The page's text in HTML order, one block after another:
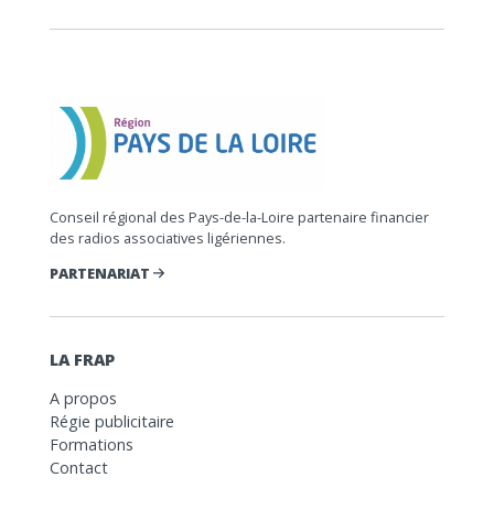
Conseil régional des Pays-de-la-Loire partenaire financier
des radios associatives ligériennes.
PARTENARIAT
LA FRAP
A propos
Régie publicitaire
Formations
Contact